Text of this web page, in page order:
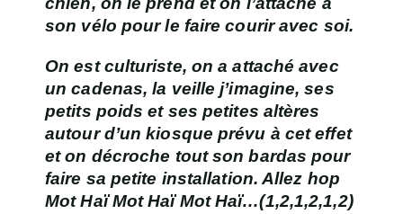
son vélo pour le faire courir avec soi.
On est culturiste, on a attaché avec
un cadenas, la veille j’imagine, ses
petits poids et ses petites altères
autour d’un kiosque prévu à cet effet
et on décroche tout son bardas pour
faire sa petite installation. Allez hop
Mot Haï Mot Haï Mot Haï…(1,2,1,2,1,2)